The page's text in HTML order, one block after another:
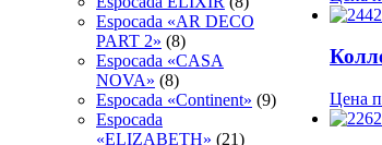
Espocada «AR DECO
PART 2» (8)
Espocada «CASA
NOVA» (8)
Espocada «Continent» (9)
Espocada
«ELIZABETH» (21)
Цена